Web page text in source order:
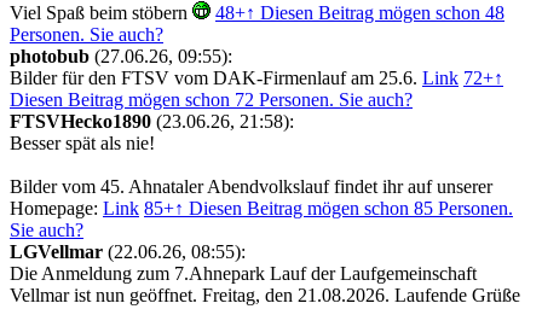
Viel Spaß beim stöbern 48+↑ Diesen Beitrag mögen schon 48
Personen. Sie auch?
photobub (27.06.26, 09:55):
Bilder für den FTSV vom DAK-Firmenlauf am 25.6. Link 72+↑
Diesen Beitrag mögen schon 72 Personen. Sie auch?
FTSVHecko1890 (23.06.26, 21:58):
Besser spät als nie!
Bilder vom 45. Ahnataler Abendvolkslauf findet ihr auf unserer
Homepage: Link 85+↑ Diesen Beitrag mögen schon 85 Personen.
Sie auch?
LGVellmar (22.06.26, 08:55):
Die Anmeldung zum 7.Ahnepark Lauf der Laufgemeinschaft
Vellmar ist nun geöffnet. Freitag, den 21.08.2026. Laufende Grüße